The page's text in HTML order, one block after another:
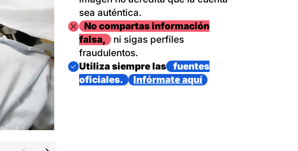
sea auténtica.
ImagenNo compartas información
falsa,
ni sigas perfiles
fraudulentos.
Imagen
Utiliza siempre las
fuentes
oficiales.
Infórmate aquí